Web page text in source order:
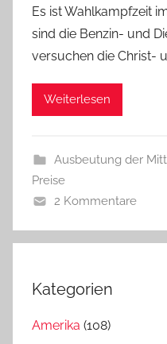
Es ist Wahlkampfzeit
sind die Benzin- und
versuchen die Christ-
Weiterlesen
Ausbeutung der
Preise
2 Kommentare
Kategorien
Amerika (108)